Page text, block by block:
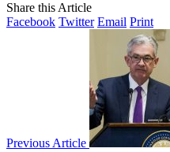
Share this Article
Facebook Twitter Email Print
Previous Article